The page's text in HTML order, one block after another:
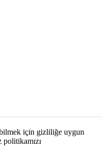
için gizliliğe uygun